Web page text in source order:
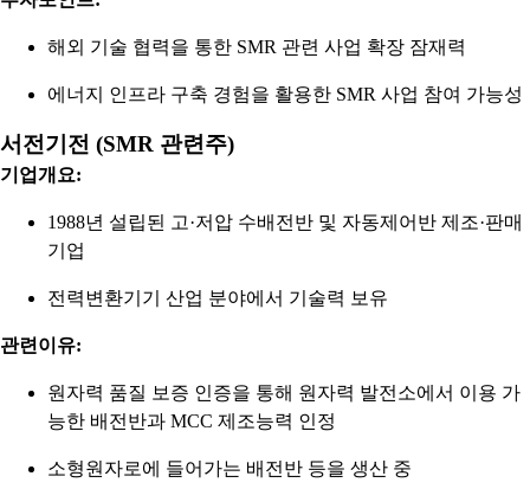
해외 기술 협력을 통한 SMR 관련 사업 확장 잠재력
에너지 인프라 구축 경험을 활용한 SMR 사업 참여 가능성
서전기전 (SMR 관련주)
기업개요:
1988년 설립된 고·저압 수배전반 및 자동제어반 제조·판매
기업
전력변환기기 산업 분야에서 기술력 보유
관련이유:
원자력 품질 보증 인증을 통해 원자력 발전소에서 이용 가
능한 배전반과 MCC 제조능력 인정
소형원자로에 들어가는 배전반 등을 생산 중